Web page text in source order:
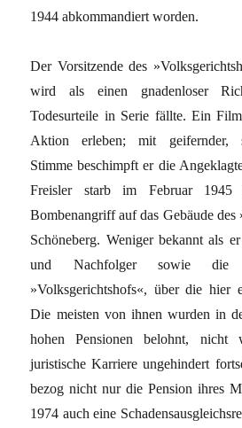
1944 abkommandiert worden.
Der Vorsitzende des
wird als einen gnadenloser
Todesurteile in Serie fällte. Ein
Aktion erleben; mit geifernder,
Stimme beschimpft er die
Freisler starb im Februar 1945
Bombenangriff auf das Gebäude des
Schöneberg. Weniger bekannt als
und Nachfolger sowie die
»Volksgerichtshofs«, über die hier
Die meisten von ihnen wurden in
hohen Pensionen belohnt, nicht
juristische Karriere ungehindert
bezog nicht nur die Pension ihres
1974 auch eine